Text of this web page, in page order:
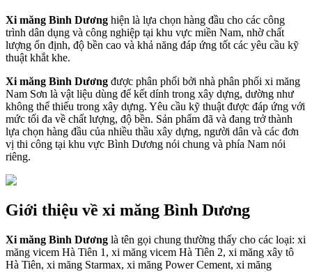
Xi măng Bình Dương hiện là lựa chọn hàng đầu cho các công
trình dân dụng và công nghiệp tại khu vực miền Nam, nhờ chất
lượng ổn định, độ bền cao và khả năng đáp ứng tốt các yêu cầu kỹ
thuật khắt khe.
Xi măng Bình Dương được phân phối bởi nhà phân phối xi măng
Nam Sơn là vật liệu dùng để kết dính trong xây dựng, dường như
không thể thiếu trong xây dựng. Yêu cầu kỹ thuật được đáp ứng với
mức tối đa về chất lượng, độ bền. Sản phẩm đã và đang trở thành
lựa chọn hàng đầu của nhiều thầu xây dựng, người dân và các đơn
vị thi công tại khu vực Bình Dương nói chung và phía Nam nói
riêng.
Giới thiệu về xi măng Bình Dương
Xi măng Bình Dương là tên gọi chung thường thấy cho các loại: xi
măng vicem Hà Tiên 1, xi măng vicem Hà Tiên 2, xi măng xây tô
Hà Tiên, xi măng Starmax, xi măng Power Cement, xi măng